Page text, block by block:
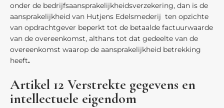
onder de bedrijfsaansprakelijkheidsverzekering, dan is de
aansprakelijkheid van Hutjens Edelsmederij ten opzichte
van opdrachtgever beperkt tot de betaalde factuurwaarde
van de overeenkomst, althans tot dat gedeelte van de
overeenkomst waarop de aansprakelijkheid betrekking
heeft.
Artikel 12 Verstrekte gegevens en
intellectuele eigendom